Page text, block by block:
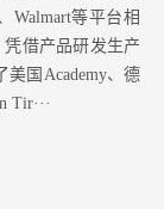
Walmart等平台相
凭借产品研发生产
国Academy、德
Tir···